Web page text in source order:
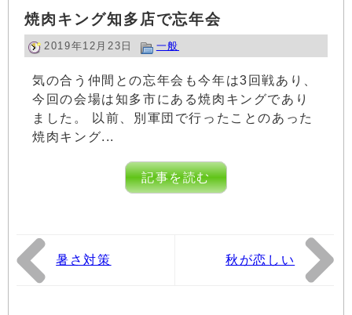
焼肉キング知多店で忘年会
2019年12月23日 一般
気の合う仲間との忘年会も今年は3回戦あり、
今回の会場は知多市にある焼肉キングであり
ました。 以前、別軍団で行ったことのあった
焼肉キング...
記事を読む
暑さ対策 秋が恋しい